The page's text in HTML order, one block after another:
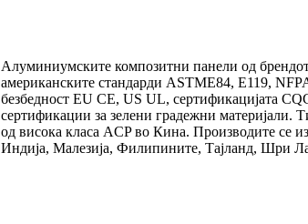
Алуминиумските композитни панели од
американските стандарди ASTME84, E119,
безбедност EU CE, US UL, сертификацијата
сертификации за зелени градежни материјали.
од висока класа ACP во Кина. Производите се
Индија, Малезија, Филипините, Тајланд, Шри